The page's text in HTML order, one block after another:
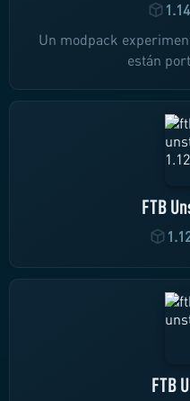
Un modpack
están
FTB
FTB